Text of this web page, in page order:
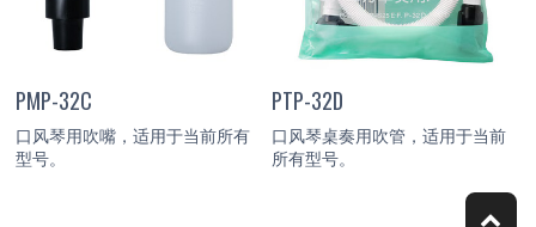
PMP-32C
口风琴用吹嘴，适用于当前所有
型号。
PTP-32D
口风琴桌奏用吹管，适用于当前
所有型号。